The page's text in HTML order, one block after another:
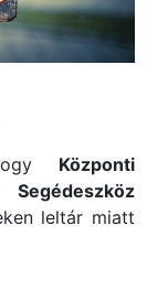
Központi
Segédeszköz
leltár miatt